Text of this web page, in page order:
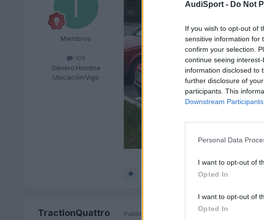
AudiSport - Do Not
If you wish to opt-out of
sensitive information for
confirm your selection.
continue seeing
information disclosed to
further disclosure of
participants. This
Downstream Participants
Personal Data
I want to opt-out of
Opted In
I want to opt-out of
Opted In
Miembros
108
Género:Hombre
Ubicación:Vigo
TractionQuattro Publicado 23 de Mayo del 2010